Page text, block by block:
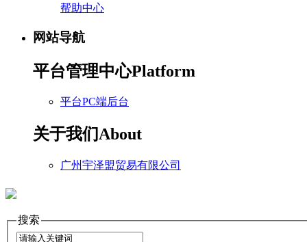
帮助中心
网站导航
平台管理中心Platform
平台PC端后台
关于我们About
广州宇泽盟贸易有限公司
搜索